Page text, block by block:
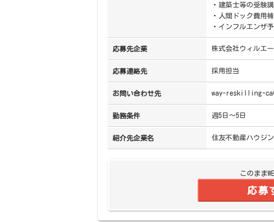
・建築士等の受験
・人間ドック費用
・インフルエンザ
応募先企業 株式会社ウィルエ
応募連絡先 採用担当
お問い合わせ先 way-reskilling-
勤務条件 週5日～5日
紹介先企業名 住友不動産ハウジ
このまま
応募